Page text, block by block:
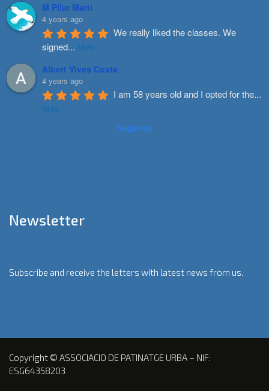
M Pilar Marti
4 years ago
We really liked the classes. We
signed... Més
Albert Vives Costa
4 years ago
I am 58 years old and I opted for the...
Més
Següents
Newsletter
Subscribe and receive the letters with latest news from us.
Copyright © ASSOCIACIO DE PATINATGE URBA – NIF:
ESG64358203